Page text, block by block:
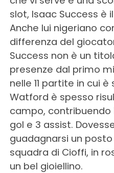
slot, Isaac Success è
Anche lui nigeriano
differenza del
Success non è un
presenze dal primo
nelle 11 partite in cui
Watford è spesso
campo, contribuendo
gol e 3 assist.
guadagnarsi un
squadra di Cioffi, in
un bel gioiellino.